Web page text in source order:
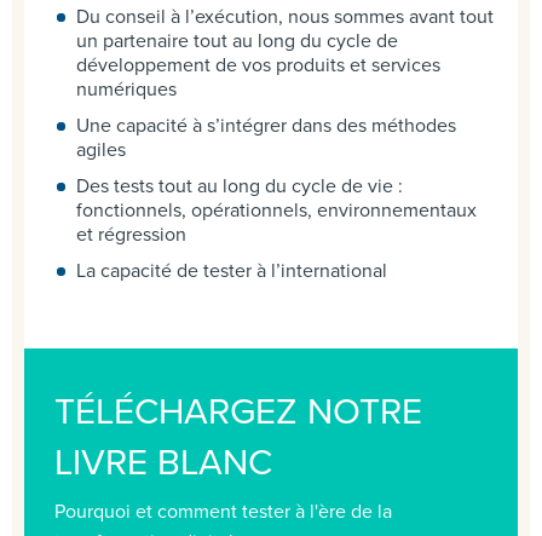
Du conseil à l’exécution, nous sommes avant tout
un partenaire tout au long du cycle de
développement de vos produits et services
numériques
Une capacité à s’intégrer dans des méthodes
agiles
Des tests tout au long du cycle de vie :
fonctionnels, opérationnels, environnementaux
et régression
La capacité de tester à l’international
TÉLÉCHARGEZ NOTRE
LIVRE BLANC
Pourquoi et comment tester à l'ère de la